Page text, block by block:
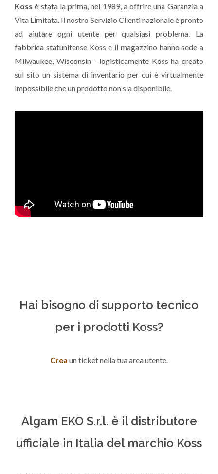
Koss è stata la prima, nel 1989, a offrire una Garanzia a
Vita Limitata. Il nostro Servizio Clienti nazionale è pronto
ad aiutare ogni utente per qualsiasi problema. La
fabbrica statunitense Koss e il magazzino hanno sede a
Milwaukee, Wisconsin - logisticamente Koss ha creato
sul sito un sistema di inventario per cui è virtualmente
impossibile che un prodotto non sia disponibile.
Hai bisogno di supporto tecnico
per i prodotti Koss?
Crea un ticket nella tua area utente.
Algam EKO S.r.l. è il distributore
ufficiale in Italia del marchio Koss